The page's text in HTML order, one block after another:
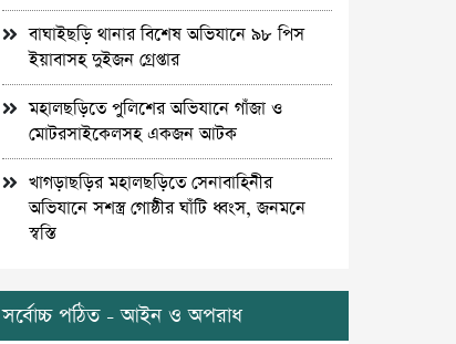
বাঘাইছড়ি থানার বিশেষ অভিযানে ৯৮ পিস
ইয়াবাসহ দুইজন গ্রেপ্তার
মহালছড়িতে পুলিশের অভিযানে গাঁজা ও
মোটরসাইকেলসহ একজন আটক
খাগড়াছড়ির মহালছড়িতে সেনাবাহিনীর
অভিযানে সশস্ত্র গোষ্ঠীর ঘাঁটি ধ্বংস, জনমনে
স্বস্তি
সর্বোচ্চ পঠিত - আইন ও অপরাধ